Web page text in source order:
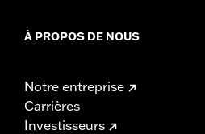
À PROPOS DE NOUS
Notre entreprise
Carrières
Investisseurs